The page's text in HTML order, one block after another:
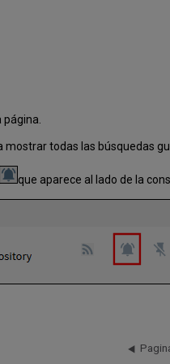
todas las búsquedas
que aparece al lado de la